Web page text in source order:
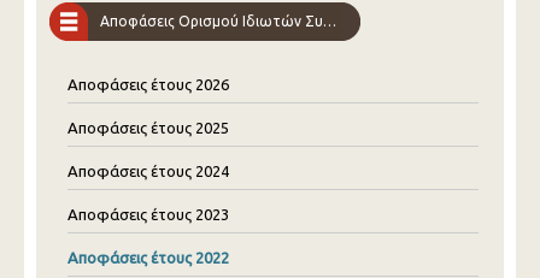
Αποφάσεις Ορισμού Ιδιωτών Συνεργατών (ΙΣ)
Αποφάσεις έτους 2026
Αποφάσεις έτους 2025
Αποφάσεις έτους 2024
Αποφάσεις έτους 2023
Αποφάσεις έτους 2022